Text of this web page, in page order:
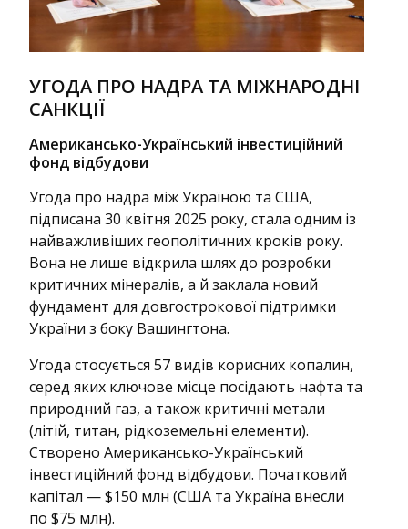
УГОДА ПРО НАДРА ТА МІЖНАРОДНІ
САНКЦІЇ
Американсько-Український інвестиційний
фонд відбудови
Угода про надра між Україною та США,
підписана 30 квітня 2025 року, стала одним із
найважливіших геополітичних кроків року.
Вона не лише відкрила шлях до розробки
критичних мінералів, а й заклала новий
фундамент для довгострокової підтримки
України з боку Вашингтона.
Угода стосується 57 видів корисних копалин,
серед яких ключове місце посідають нафта та
природний газ, а також критичні метали
(літій, титан, рідкоземельні елементи).
Створено Американсько-Український
інвестиційний фонд відбудови. Початковий
капітал — $150 млн (США та Україна внесли
по $75 млн).